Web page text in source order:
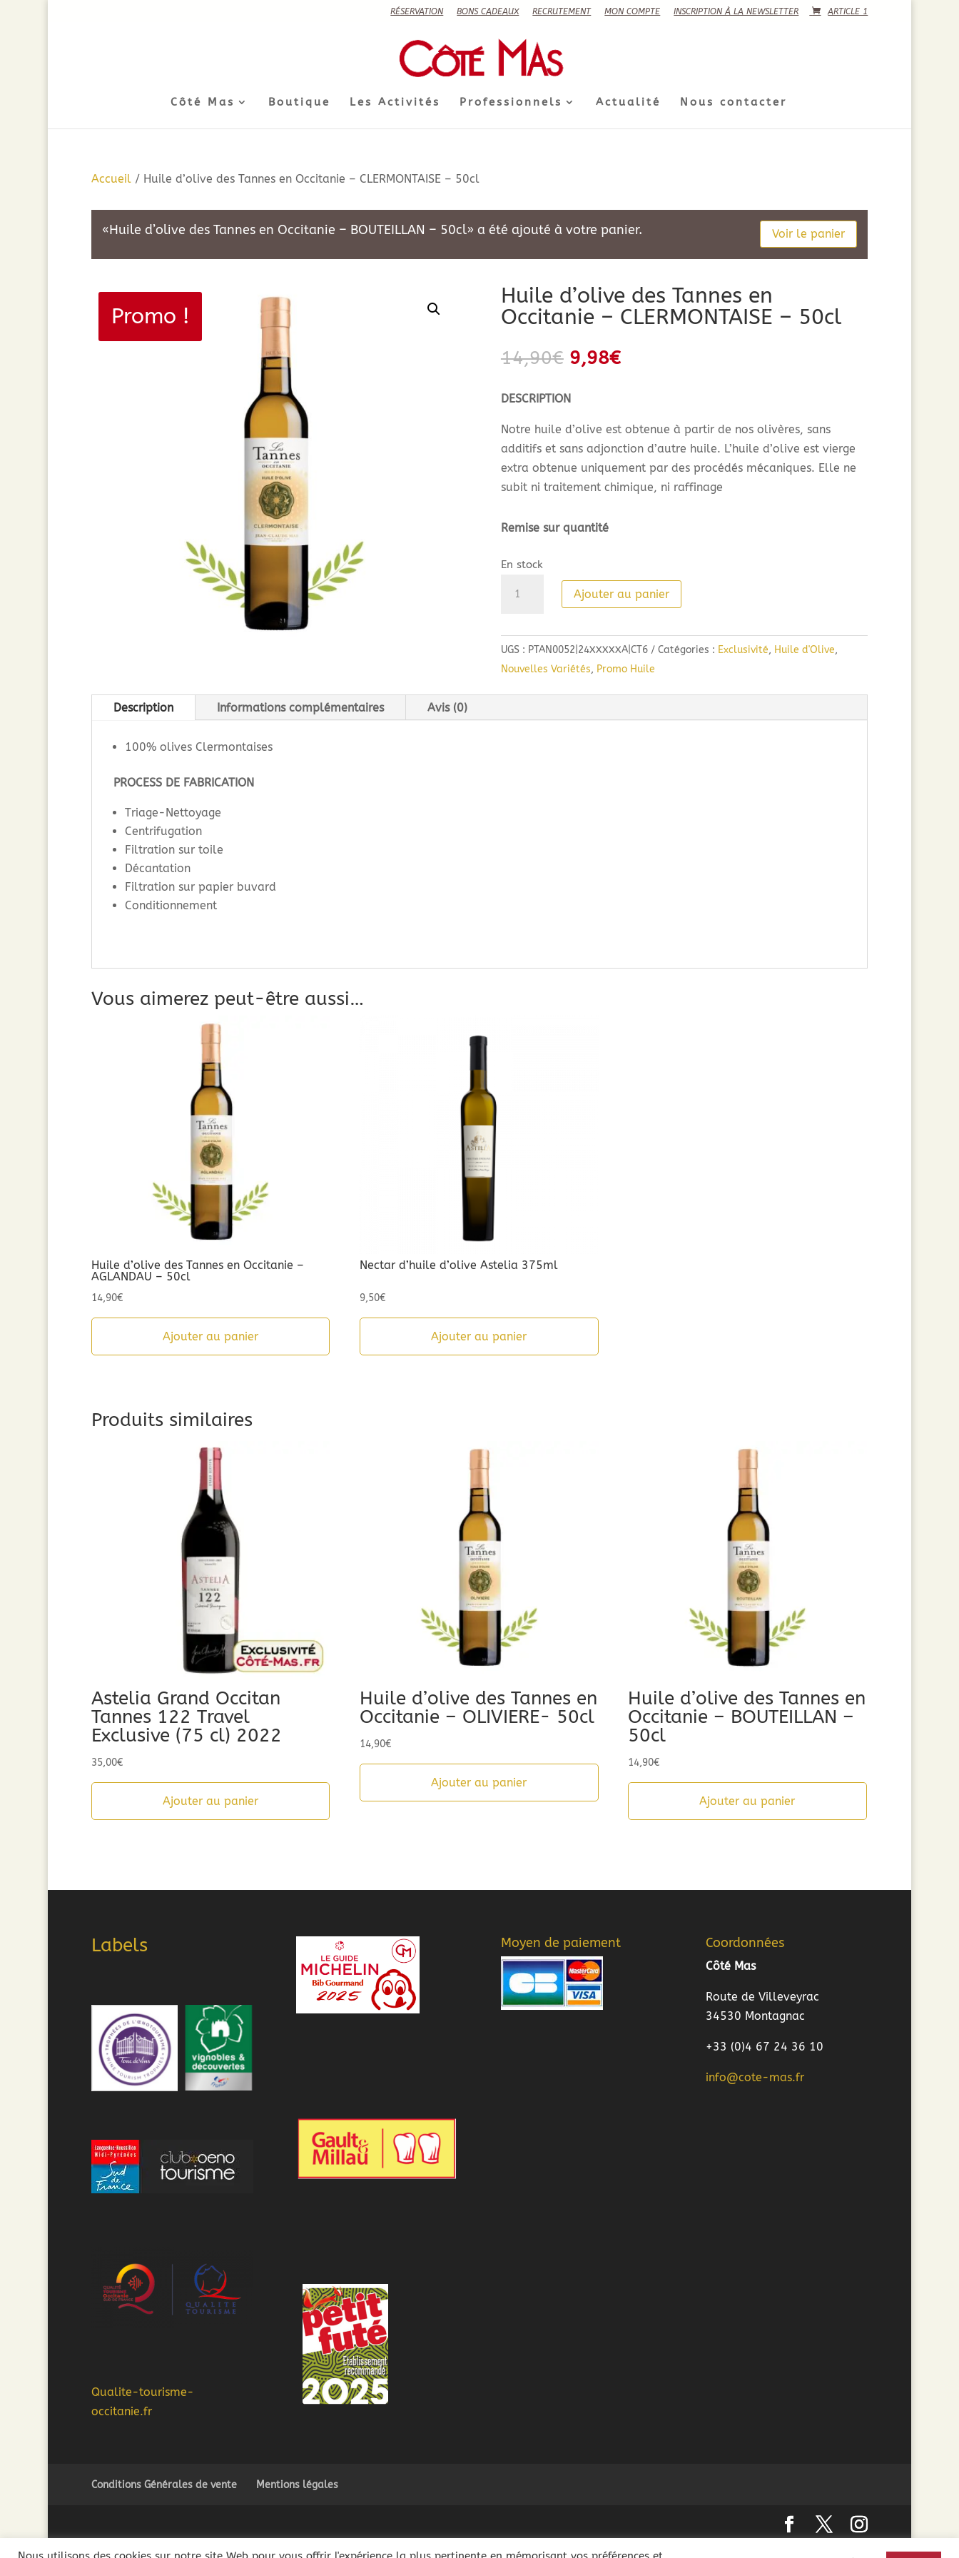
RÉSERVATION BONS CADEAUX RECRUTEMENT MON COMPTE INSCRIPTION À LA NEWSLETTER ARTICLE 1
Côté Mas Boutique Les Activités Professionnels Actualité Nous contacter
Accueil/ Huile d’olive des Tannes en Occitanie – CLERMONTAISE – 50cl
«Huile d’olive des Tannes en Occitanie – BOUTEILLAN – 50cl» a été ajouté à votre panier. Voir le panier
Promo !
Huile d’olive des Tannes en
Occitanie – CLERMONTAISE – 50cl
14,90€ Le
initial
14,90€.
9,98€Le
9,98€.
DESCRIPTION
Notre huile d’olive est obtenue à partir de nos olivères, sans
additifs et sans adjonction d’autre huile. L’huile d’olive est vierge
extra obtenue uniquement par des procédés mécaniques. Elle ne
subit ni traitement chimique, ni raffinage
Remise sur quantité
En stock
en
Occitanie
Ajouter au panier
UGS : PTAN0052|24XXXXXA|CT6 Catégories : Exclusivité, Huile d'Olive,
Nouvelles Variétés, Promo Huile
Description Informations complémentaires Avis (0)
100% olives Clermontaises
PROCESS DE FABRICATION
Triage-Nettoyage
Centrifugation
Filtration sur toile
Décantation
Filtration sur papier buvard
Conditionnement
Vous aimerez peut-être aussi…
Huile d’olive des Tannes en Occitanie –
AGLANDAU – 50cl
14,90€
Ajouter au panier
Nectar d’huile d’olive Astelia 375ml
9,50€
Ajouter au panier
Produits similaires
Astelia Grand Occitan
Tannes 122 Travel
Exclusive (75 cl) 2022
35,00€
Ajouter au panier
Huile d’olive des Tannes en
Occitanie – OLIVIERE- 50cl
14,90€
Ajouter au panier
Huile d’olive des Tannes en
Occitanie – BOUTEILLAN –
50cl
14,90€
Ajouter au panier
Labels
Qualite-tourisme-
occitanie.fr
Moyen de paiement Coordonnées
Côté Mas
Route de Villeveyrac
34530 Montagnac
+33 (0)4 67 24 36 10
info@cote-mas.fr
Conditions Générales de vente Mentions légales